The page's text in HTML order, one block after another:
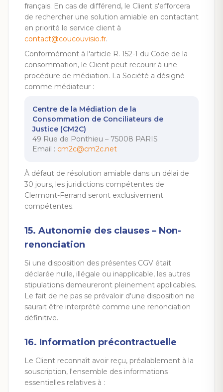
français. En cas de différend, le Client s'efforcera
de rechercher une solution amiable en contactant
en priorité le service client à
contact@coucouvisio.fr.
Conformément à l'article R. 152-1 du Code de la
consommation, le Client peut recourir à une
procédure de médiation. La Société a désigné
comme médiateur :
Centre de la Médiation de la
Consommation de Conciliateurs de
Justice (CM2C)
49 Rue de Ponthieu – 75008 PARIS
Email : cm2c@cm2c.net
À défaut de résolution amiable dans un délai de
30 jours, les juridictions compétentes de
Clermont-Ferrand seront exclusivement
compétentes.
15. Autonomie des clauses – Non-
renonciation
Si une disposition des présentes CGV était
déclarée nulle, illégale ou inapplicable, les autres
stipulations demeureront pleinement applicables.
Le fait de ne pas se prévaloir d'une disposition ne
saurait être interprété comme une renonciation
définitive.
16. Information précontractuelle
Le Client reconnaît avoir reçu, préalablement à la
souscription, l'ensemble des informations
essentielles relatives à :